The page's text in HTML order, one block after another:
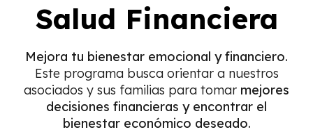
Salud Financiera
Mejora tu bienestar emocional y financiero.
Este programa busca orientar a nuestros
asociados y sus familias para tomar mejores
decisiones financieras y encontrar el
bienestar económico deseado.